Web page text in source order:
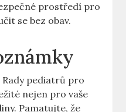
prostředí pro
se bez obav.
Rady pediatrů pro
nejen pro vaše
Pamatujte, že